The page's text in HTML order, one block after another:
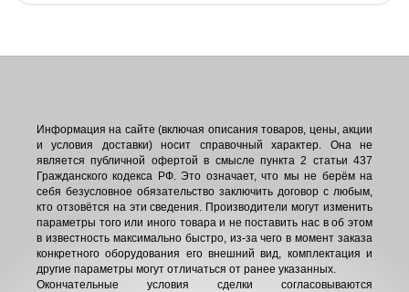
Информация на сайте (включая описания товаров, цены, акции
и условия доставки) носит справочный характер. Она не
является публичной офертой в смысле пункта 2 статьи 437
Гражданского кодекса РФ. Это означает, что мы не берём на
себя безусловное обязательство заключить договор с любым,
кто отзовётся на эти сведения. Производители могут изменить
параметры того или иного товара и не поставить нас в об этом
в известность максимально быстро, из-за чего в момент заказа
конкретного оборудования его внешний вид, комплектация и
другие параметры могут отличаться от ранее указанных.
Окончательные условия сделки согласовываются